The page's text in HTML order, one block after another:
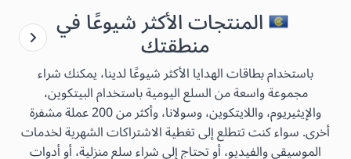
المنتجات الأكثر شيوعًا في
منطقتك
باستخدام بطاقات الهدايا الأكثر شيوعًا لدينا، يمكنك شراء
مجموعة واسعة من السلع اليومية باستخدام البيتكوين،
والإيثيريوم، واللايتكوين، وسولانا، وأكثر من 200 عملة مشفرة
أخرى. سواء كنت تتطلع إلى تغطية الاشتراكات الشهرية لخدمات
الموسيقى والفيديو، أو تحتاج إلى شراء سلع منزلية، أو أدوات